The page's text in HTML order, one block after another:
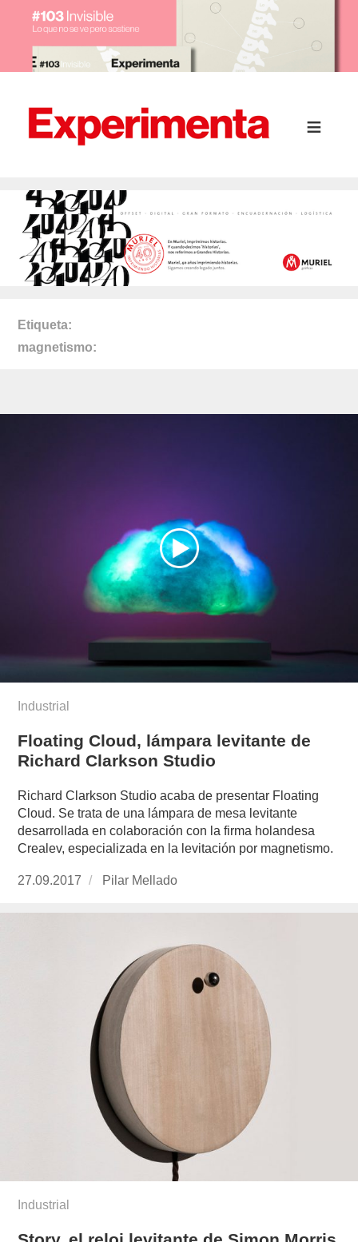
Etiqueta
magnetismo
Industrial
Floating Cloud, lámpara levitante de
Richard Clarkson Studio
Richard Clarkson Studio acaba de presentar Floating
Cloud. Se trata de una lámpara de mesa levitante
desarrollada en colaboración con la firma holandesa
Crealev, especializada en la levitación por magnetismo.
Publicado
27.09.2017
https://www.experimenta.es/author/pilar-
Pilar Mellado
Industrial